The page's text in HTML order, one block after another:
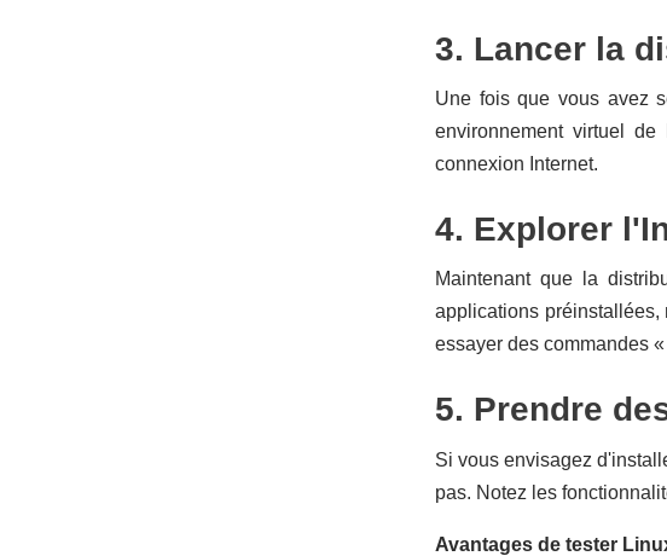
3. Lancer la
Une fois que vous avez
environnement virtuel
connexion Internet.
4. Explorer
Maintenant que la
applications préinstallées,
essayer des commandes
5. Prendre
Si vous envisagez
pas. Notez les
Avantages de tester